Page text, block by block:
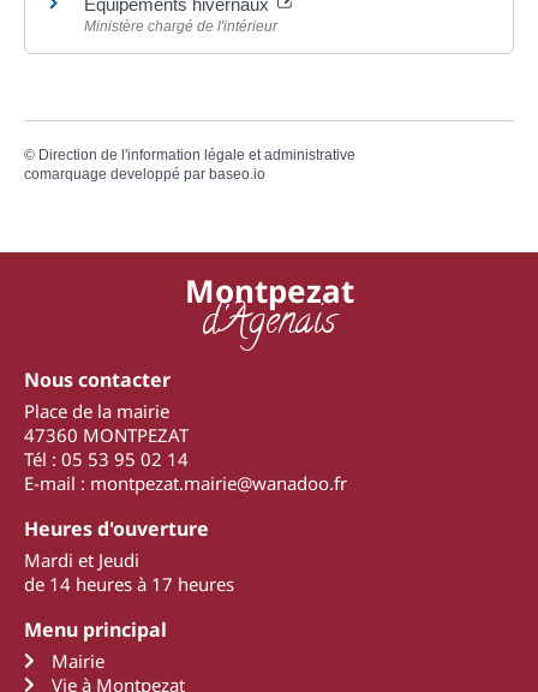
Equipements hivernaux
Ministère chargé de l'intérieur
© Direction de l'information légale et administrative
comarquage developpé par baseo.io
Montpezat
d'Agenais
Nous contacter
Place de la mairie
47360 MONTPEZAT
Tél : 05 53 95 02 14
E-mail : montpezat.mairie@wanadoo.fr
Heures d'ouverture
Mardi et Jeudi
de 14 heures à 17 heures
Menu principal
Mairie
Vie à Montpezat